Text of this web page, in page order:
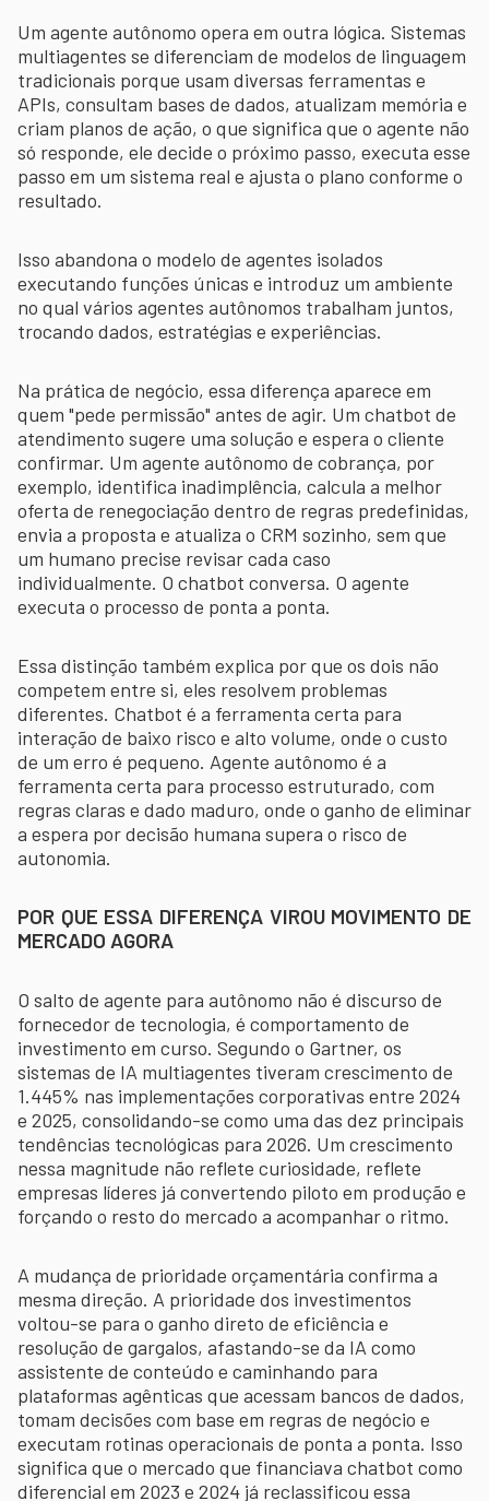
Um agente autônomo opera em outra lógica. Sistemas
multiagentes se diferenciam de modelos de linguagem
tradicionais porque usam diversas ferramentas e
APIs, consultam bases de dados, atualizam memória e
criam planos de ação, o que significa que o agente não
só responde, ele decide o próximo passo, executa esse
passo em um sistema real e ajusta o plano conforme o
resultado.
Isso abandona o modelo de agentes isolados
executando funções únicas e introduz um ambiente
no qual vários agentes autônomos trabalham juntos,
trocando dados, estratégias e experiências.
Na prática de negócio, essa diferença aparece em
quem "pede permissão" antes de agir. Um chatbot de
atendimento sugere uma solução e espera o cliente
confirmar. Um agente autônomo de cobrança, por
exemplo, identifica inadimplência, calcula a melhor
oferta de renegociação dentro de regras predefinidas,
envia a proposta e atualiza o CRM sozinho, sem que
um humano precise revisar cada caso
individualmente. O chatbot conversa. O agente
executa o processo de ponta a ponta.
Essa distinção também explica por que os dois não
competem entre si, eles resolvem problemas
diferentes. Chatbot é a ferramenta certa para
interação de baixo risco e alto volume, onde o custo
de um erro é pequeno. Agente autônomo é a
ferramenta certa para processo estruturado, com
regras claras e dado maduro, onde o ganho de eliminar
a espera por decisão humana supera o risco de
autonomia.
POR QUE ESSA DIFERENÇA VIROU MOVIMENTO DE
MERCADO AGORA
O salto de agente para autônomo não é discurso de
fornecedor de tecnologia, é comportamento de
investimento em curso. Segundo o Gartner, os
sistemas de IA multiagentes tiveram crescimento de
1.445% nas implementações corporativas entre 2024
e 2025, consolidando-se como uma das dez principais
tendências tecnológicas para 2026. Um crescimento
nessa magnitude não reflete curiosidade, reflete
empresas líderes já convertendo piloto em produção e
forçando o resto do mercado a acompanhar o ritmo.
A mudança de prioridade orçamentária confirma a
mesma direção. A prioridade dos investimentos
voltou-se para o ganho direto de eficiência e
resolução de gargalos, afastando-se da IA como
assistente de conteúdo e caminhando para
plataformas agênticas que acessam bancos de dados,
tomam decisões com base em regras de negócio e
executam rotinas operacionais de ponta a ponta. Isso
significa que o mercado que financiava chatbot como
diferencial em 2023 e 2024 já reclassificou essa